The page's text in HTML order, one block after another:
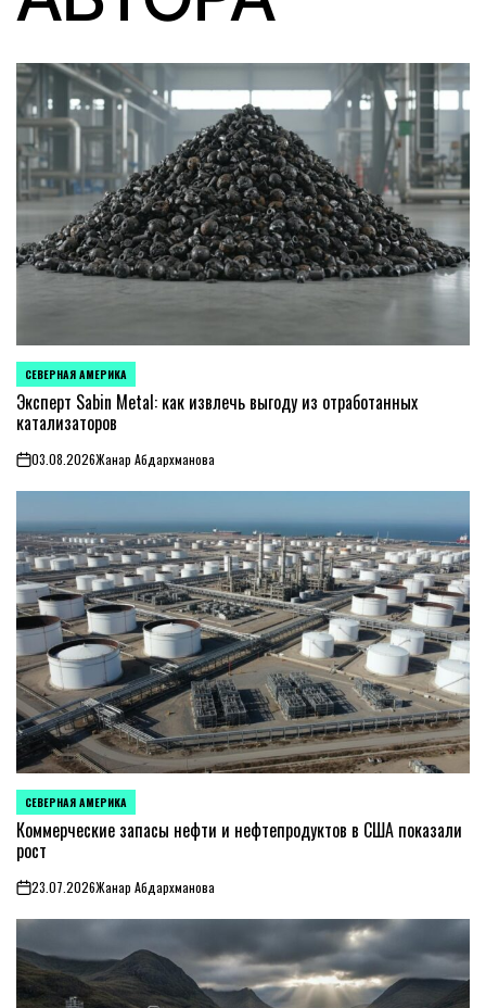
ОПУБЛИКОВАНО
В
СЕВЕРНАЯ АМЕРИКА
Эксперт Sabin Metal: как извлечь выгоду из отработанных
катализаторов
on03.08.2026Жанар Абдархманова
ОПУБЛИКОВАНО
В
СЕВЕРНАЯ АМЕРИКА
Коммерческие запасы нефти и нефтепродуктов в США показали
рост
on23.07.2026Жанар Абдархманова